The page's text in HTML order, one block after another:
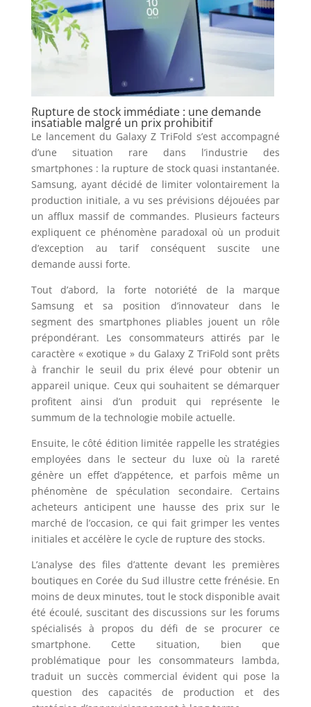
Rupture de stock immédiate : une demande
insatiable malgré un prix prohibitif
Le lancement du Galaxy Z TriFold s’est accompagné
d’une situation rare dans l’industrie des
smartphones : la rupture de stock quasi instantanée.
Samsung, ayant décidé de limiter volontairement la
production initiale, a vu ses prévisions déjouées par
un afflux massif de commandes. Plusieurs facteurs
expliquent ce phénomène paradoxal où un produit
d’exception au tarif conséquent suscite une
demande aussi forte.
Tout d’abord, la forte notoriété de la marque
Samsung et sa position d’innovateur dans le
segment des smartphones pliables jouent un rôle
prépondérant. Les consommateurs attirés par le
caractère « exotique » du Galaxy Z TriFold sont prêts
à franchir le seuil du prix élevé pour obtenir un
appareil unique. Ceux qui souhaitent se démarquer
profitent ainsi d’un produit qui représente le
summum de la technologie mobile actuelle.
Ensuite, le côté édition limitée rappelle les stratégies
employées dans le secteur du luxe où la rareté
génère un effet d’appétence, et parfois même un
phénomène de spéculation secondaire. Certains
acheteurs anticipent une hausse des prix sur le
marché de l’occasion, ce qui fait grimper les ventes
initiales et accélère le cycle de rupture des stocks.
L’analyse des files d’attente devant les premières
boutiques en Corée du Sud illustre cette frénésie. En
moins de deux minutes, tout le stock disponible avait
été écoulé, suscitant des discussions sur les forums
spécialisés à propos du défi de se procurer ce
smartphone. Cette situation, bien que
problématique pour les consommateurs lambda,
traduit un succès commercial évident qui pose la
question des capacités de production et des